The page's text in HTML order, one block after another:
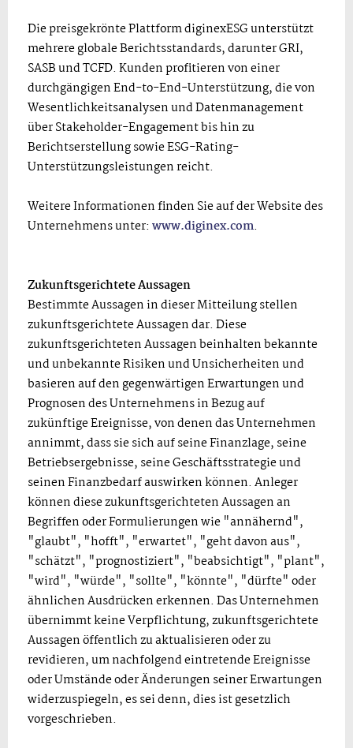
Die preisgekrönte Plattform diginexESG unterstützt
mehrere globale Berichtsstandards, darunter GRI,
SASB und TCFD. Kunden profitieren von einer
durchgängigen End-to-End-Unterstützung, die von
Wesentlichkeitsanalysen und Datenmanagement
über Stakeholder-Engagement bis hin zu
Berichtserstellung sowie ESG-Rating-
Unterstützungsleistungen reicht.
Weitere Informationen finden Sie auf der Website des
Unternehmens unter: www.diginex.com.
Zukunftsgerichtete Aussagen
Bestimmte Aussagen in dieser Mitteilung stellen
zukunftsgerichtete Aussagen dar. Diese
zukunftsgerichteten Aussagen beinhalten bekannte
und unbekannte Risiken und Unsicherheiten und
basieren auf den gegenwärtigen Erwartungen und
Prognosen des Unternehmens in Bezug auf
zukünftige Ereignisse, von denen das Unternehmen
annimmt, dass sie sich auf seine Finanzlage, seine
Betriebsergebnisse, seine Geschäftsstrategie und
seinen Finanzbedarf auswirken können. Anleger
können diese zukunftsgerichteten Aussagen an
Begriffen oder Formulierungen wie "annähernd",
"glaubt", "hofft", "erwartet", "geht davon aus",
"schätzt", "prognostiziert", "beabsichtigt", "plant",
"wird", "würde", "sollte", "könnte", "dürfte" oder
ähnlichen Ausdrücken erkennen. Das Unternehmen
übernimmt keine Verpflichtung, zukunftsgerichtete
Aussagen öffentlich zu aktualisieren oder zu
revidieren, um nachfolgend eintretende Ereignisse
oder Umstände oder Änderungen seiner Erwartungen
widerzuspiegeln, es sei denn, dies ist gesetzlich
vorgeschrieben.